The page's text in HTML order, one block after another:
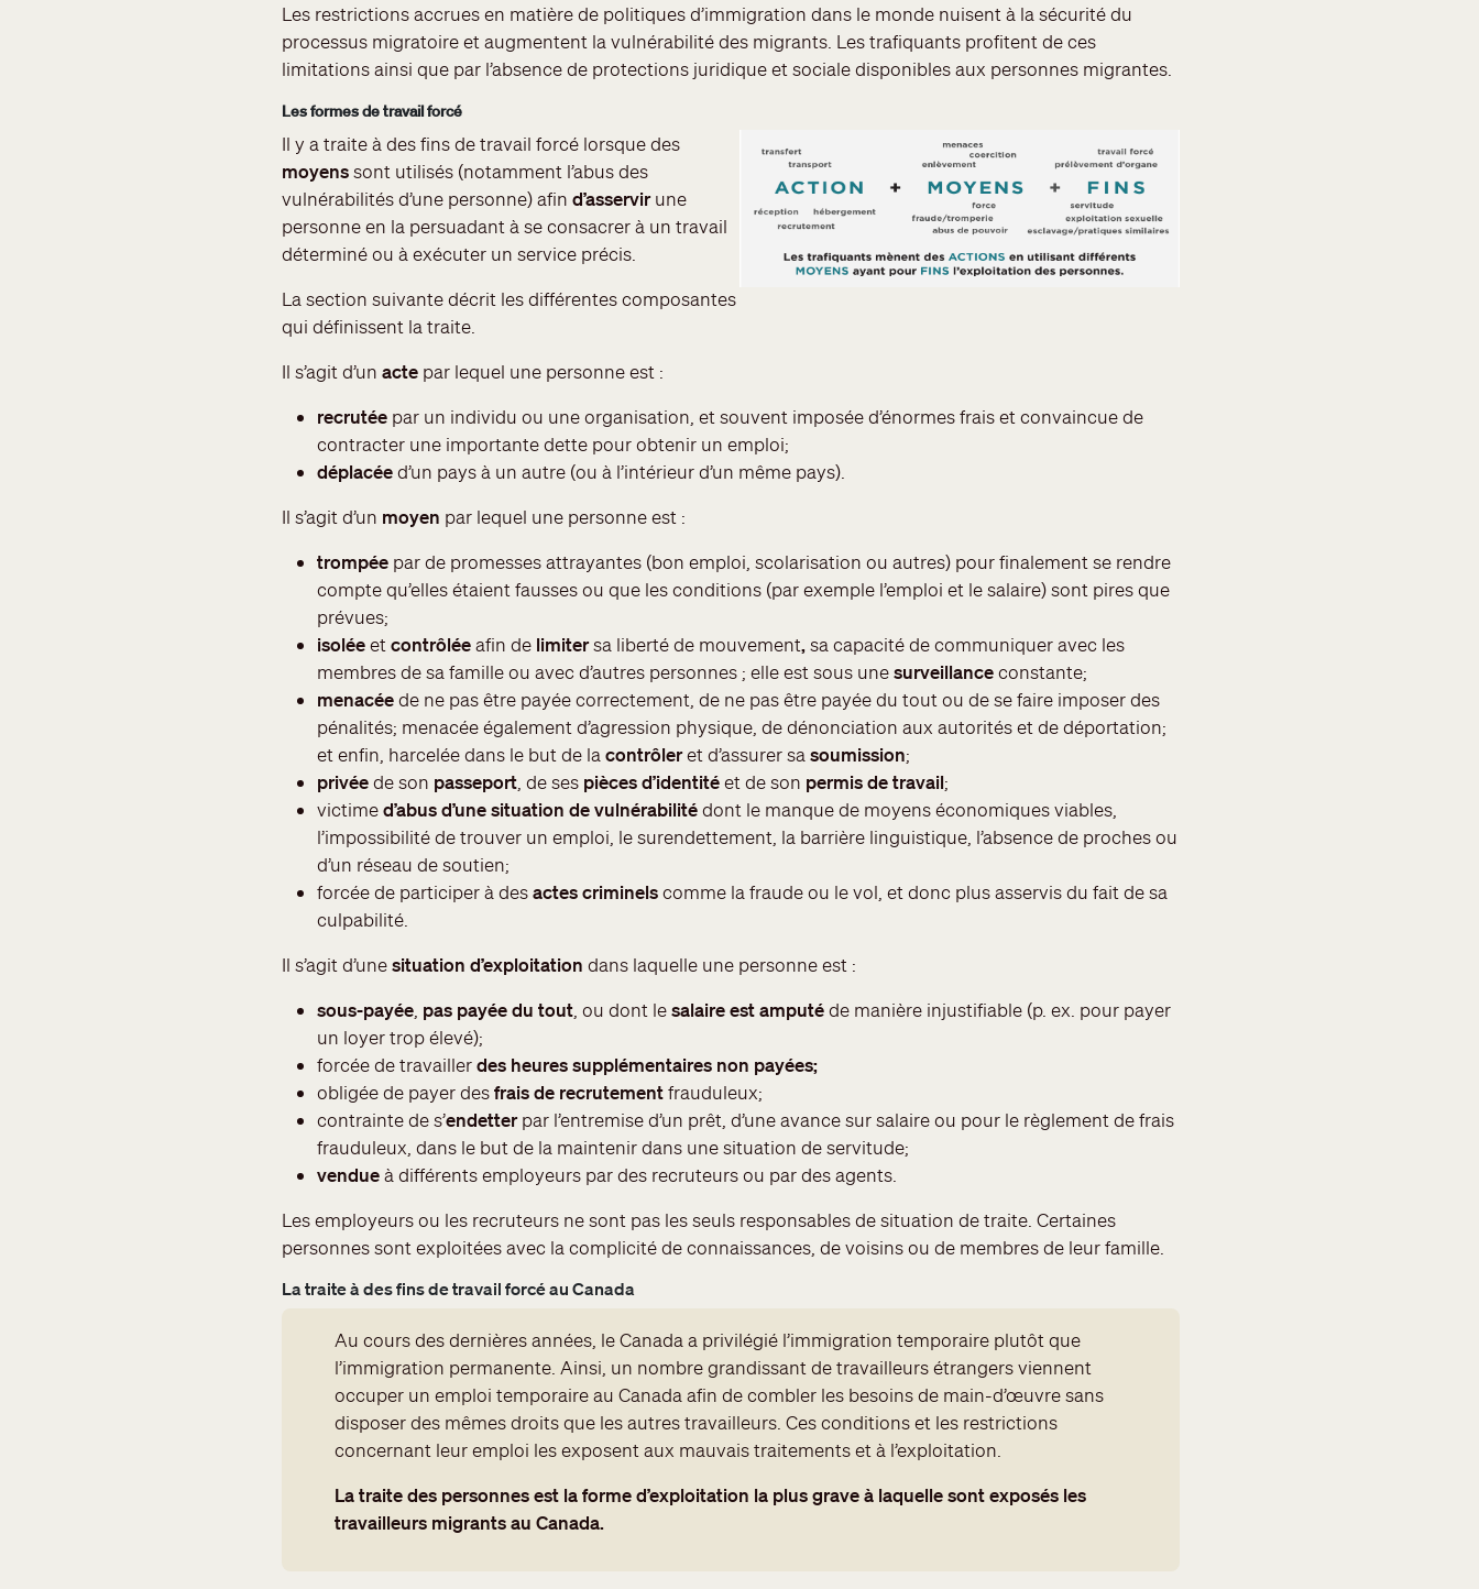
Les restrictions accrues en matière de politiques d’immigration dans le monde nuisent à la sécurité du
processus migratoire et augmentent la vulnérabilité des migrants. Les trafiquants profitent de ces
limitations ainsi que par l’absence de protections juridique et sociale disponibles aux personnes migrantes.
Les formes de travail forcé
Il y a traite à des fins de travail forcé lorsque des
moyenssont utilisés (notamment l’abus des
vulnérabilités d’une personne) afin d’asservirune
personne en la persuadant à se consacrer à un travail
déterminé ou à exécuter un service précis.
La section suivante décrit les différentes composantes
qui définissent la traite.
Il s’agit d’un acte par lequel une personne est :
recrutée par un individu ou une organisation, et souvent imposée d’énormes frais et convaincue de
contracter une importante dette pour obtenir un emploi;
déplacéed’un pays à un autre (ou à l’intérieur d’un même pays).
Il s’agit d’un moyen par lequel une personne est :
trompée par de promesses attrayantes (bon emploi, scolarisation ou autres) pour finalement se rendre
compte qu’elles étaient fausses ou que les conditions (par exemple l’emploi et le salaire) sont pires que
prévues;
isoléeet contrôléeafin de limitersa liberté de mouvement,sa capacité de communiquer avec les
membres de sa famille ou avec d’autres personnes ; elle est sous unesurveillanceconstante;
menacéede ne pas être payée correctement, de ne pas être payée du tout ou de se faire imposer des
pénalités; menacée également d’agression physique, de dénonciation aux autorités et de déportation;
et enfin, harcelée dans le but de la contrôleret d’assurer sa soumission;
privéede son passeport , de ses pièces d’identitéet de son permis de travail;
victimed’abus d’une situation de vulnérabilitédont le manque de moyens économiques viables,
l’impossibilité de trouver un emploi, le surendettement, la barrière linguistique, l’absence de proches ou
d’un réseau de soutien;
forcée de participer à desactes criminelscomme la fraude ou le vol, et donc plus asservis du fait de sa
culpabilité.
Il s’agit d’unesituation d’exploitation dans laquelle une personne est :
sous-payée pas payée du tout , ou dont lesalaire est amputéde manière injustifiable (p. ex. pour payer
un loyer trop élevé);
forcée de travaillerdes heures supplémentaires non payées;
obligée de payer desfrais de recrutementfrauduleux;
contrainte de s’endetterpar l’entremise d’un prêt, d’une avance sur salaire ou pour le règlement de frais
frauduleux, dans le but de la maintenir dans une situation de servitude;
vendueà différents employeurs par des recruteurs ou par des agents.
Les employeurs ou les recruteurs ne sont pas les seuls responsables de situation de traite. Certaines
personnes sont exploitées avec la complicité de connaissances, de voisins ou de membres de leur famille.
La traite à des fins de travail forcé au Canada
Au cours des dernières années, le Canada a privilégié l’immigration temporaire plutôt que
l’immigration permanente. Ainsi, un nombre grandissant de travailleurs étrangers viennent
occuper un emploi temporaire au Canada afin de combler les besoins de main-d’œuvre sans
disposer des mêmes droits que les autres travailleurs. Ces conditions et les restrictions
concernant leur emploi les exposent aux mauvais traitements et à l’exploitation.
La traite des personnes est la forme d’exploitation la plus grave à laquelle sont exposés les
travailleurs migrants au Canada.